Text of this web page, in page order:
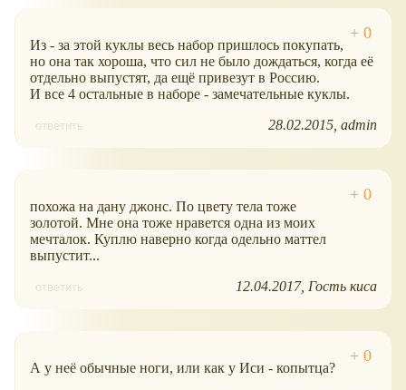
Из - за этой куклы весь набор пришлось покупать,
но она так хороша, что сил не было дождаться, когда её
отдельно выпустят, да ещё привезут в Россию.
И все 4 остальные в наборе - замечательные куклы.
ответить 28.02.2015 admin
похожа на дану джонс. По цвету тела тоже
золотой. Мне она тоже нравется одна из моих
мечталок. Куплю наверно когда одельно маттел
выпустит...
ответить 12.04.2017 Гость киса
А у неё обычные ноги, или как у Иси - копытца?